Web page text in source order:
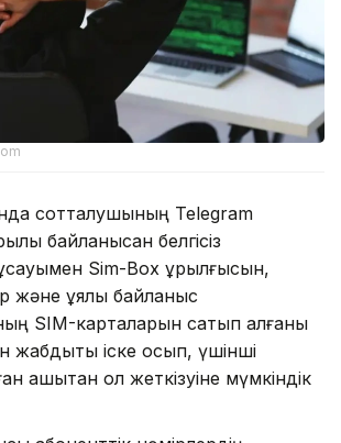
сотталушының Telegram
байланысқан белгісіз
Sim-Box құрылғысын,
және ұялы байланыс
SIM-карталарын сатып алғаны
жабдықты іске қосып, үшінші
қашықтан қол жеткізуіне мүмкіндік